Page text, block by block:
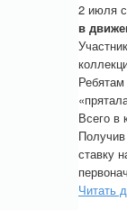
2 июля
в
Всего в
ставку
Читать